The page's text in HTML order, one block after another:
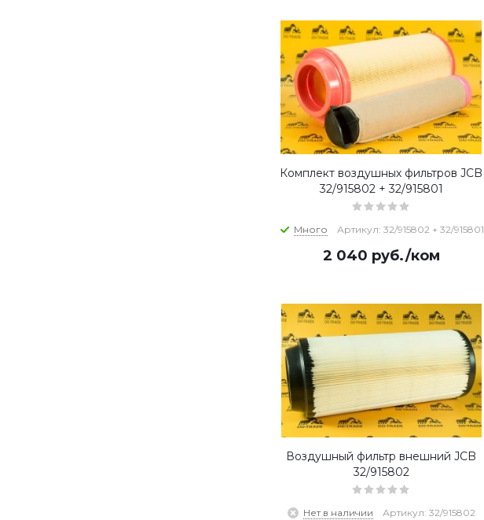
Комплект воздушных фильтров JCB
32/915802 + 32/915801
Много Артикул: 32/915802 + 32/915801
2 040 руб./ком
Воздушный фильтр внешний JCB
32/915802
Нет в наличии Артикул: 32/915802